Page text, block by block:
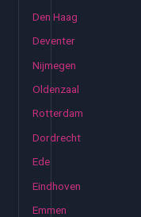
Den Haag
Deventer
Nijmegen
Oldenzaal
Rotterdam
Dordrecht
Ede
Eindhoven
Emmen